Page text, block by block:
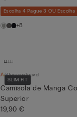
Escolha 4 Pague 3 OU Escolha
+8
SLIM FIT
Personalizável
Camisola de Manga
Superior
19,90 €